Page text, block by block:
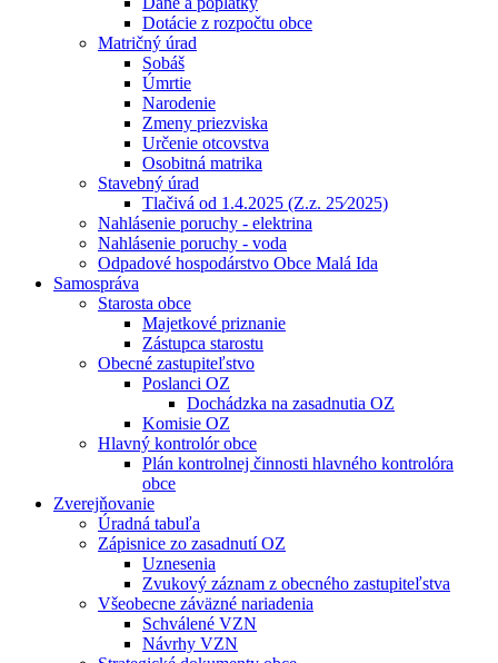
Dotácie z rozpočtu obce
Matričný úrad
Sobáš
Úmrtie
Narodenie
Zmeny priezviska
Určenie otcovstva
Osobitná matrika
Stavebný úrad
Tlačivá od 1.4.2025 (Z.z. 25⁄2025)
Nahlásenie poruchy - elektrina
Nahlásenie poruchy - voda
Odpadové hospodárstvo Obce Malá Ida
Samospráva
Starosta obce
Majetkové priznanie
Zástupca starostu
Obecné zastupiteľstvo
Poslanci OZ
Dochádzka na zasadnutia OZ
Komisie OZ
Hlavný kontrolór obce
Plán kontrolnej činnosti hlavného kontrolóra
obce
Zverejňovanie
Úradná tabuľa
Zápisnice zo zasadnutí OZ
Uznesenia
Zvukový záznam z obecného zastupiteľstva
Všeobecne záväzné nariadenia
Schválené VZN
Návrhy VZN